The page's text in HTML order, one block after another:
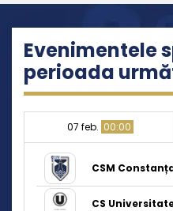
Evenimentele
perioada
07 feb. 00:00
CSM
CS